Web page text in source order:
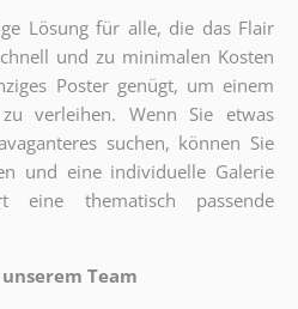
Lösung für alle, die das Flair
und zu minimalen Kosten
Poster genügt, um einem
verleihen. Wenn Sie etwas
suchen, können Sie
und eine individuelle Galerie
eine thematisch passende
Team